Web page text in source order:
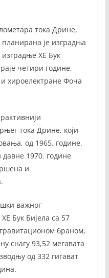
тока Дрине,
је изградња
ХЕ Бук
четири године,
хироелектране Фоча
тока Дрине, који
од 1965. године.
давне 1970. године
и
важног
Бук Бијела са 57
браном,
снагу 93,52 мегавата
од 332 гигават